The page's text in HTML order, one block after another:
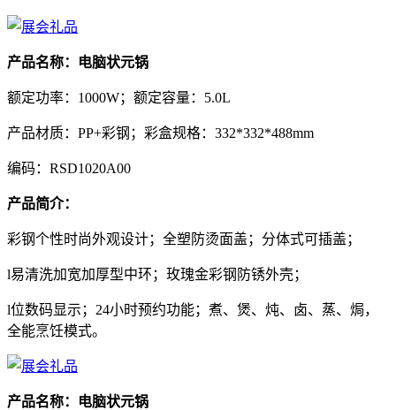
产品名称：电脑状元锅
额定功率：1000W；额定容量：5.0L
产品材质：PP+彩钢；彩盒规格：332*332*488mm
编码：RSD1020A00
产品简介：
彩钢个性时尚外观设计；全塑防烫面盖；分体式可插盖；
l易清洗加宽加厚型中环；玫瑰金彩钢防锈外壳；
l位数码显示；24小时预约功能；煮、煲、炖、卤、蒸、焗，
全能烹饪模式。
产品名称：电脑状元锅